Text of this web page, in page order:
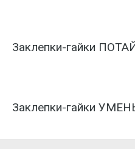
Заклепки-гайки
Заклепки-гайки